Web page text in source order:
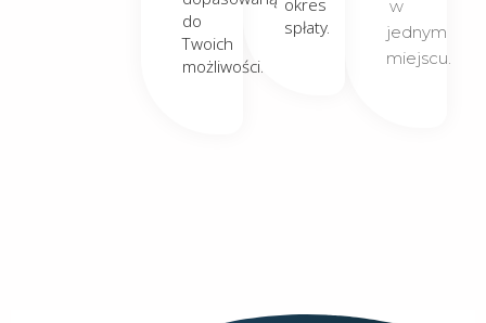
w
jednym
miejscu.
okres
spłaty.
do
Twoich
możliwości.